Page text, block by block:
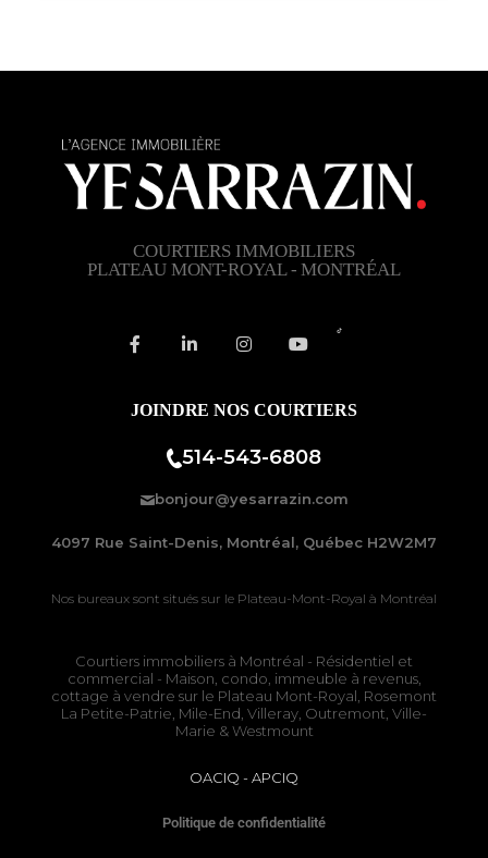
COURTIERS IMMOBILIERS
PLATEAU MONT-ROYAL - MONTRÉAL
JOINDRE NOS COURTIERS
514-543-6808
bonjour@yesarrazin.com
4097 Rue Saint-Denis, Montréal, Québec H2W2M7
Nos bureaux sont situés sur le Plateau-Mont-Royal à Montréal
Courtiers immobiliers à Montréal - Résidentiel et
commercial - Maison, condo, immeuble à revenus,
cottage à vendre sur le Plateau Mont-Royal Rosemont
La Petite-Patrie , Mile-End, Villeray, Outremont, Ville-
Marie & Westmount
OACIQ - APCIQ
Politique de confidentialité